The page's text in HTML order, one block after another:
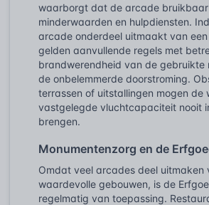
waarborgt dat de arcade bruikbaar
minderwaarden en hulpdiensten.
arcade onderdeel uitmaakt van
gelden aanvullende regels met
brandwerendheid van de gebruikte
de onbelemmerde doorstroming.
terrassen of uitstallingen mogen de
vastgelegde vluchtcapaciteit nooit
brengen.
Monumentenzorg en de
Omdat veel arcades deel uitmaken
waardevolle gebouwen, is de
regelmatig van toepassing.